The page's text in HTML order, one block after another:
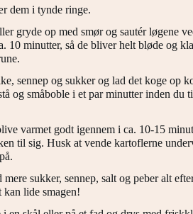
dem i tynde ringe.
gryde op med smør og sautér løgene
10 minutter, så de bliver helt bløde og
sennep og sukker og lad det koge op
og småboble i et par minutter inden du
varmet godt igennem i ca. 10-15
til sig. Husk at vende kartoflerne
mere sukker, sennep, salt og peber alt
kan lide smagen!